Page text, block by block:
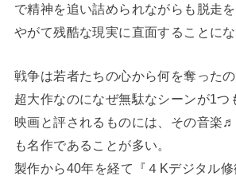
で精神を追い詰められながらも脱走を
やがて残酷な現実に直面することにな
戦争は若者たちの心から何を奪った
超大作なのになぜ無駄なシーンが1つ
映画と評されるものには、その音楽
も名作であることが多い。
製作から40年を経て『４Kデジタル